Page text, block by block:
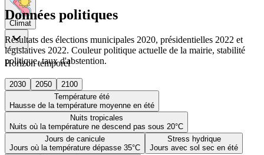
Climat
Horizon temporel
2030 2050
2100
Température été
Hausse de la température moyenne en été
Nuits tropicales
Nuits où la température ne descend pas sous 20°C
Jours de canicule
Jours où la température dépasse 35°C
Stress hydrique
Jours avec sol sec en été
Données politiques
Résultats des élections municipales 2020, présidentielles 2022 et
législatives 2022. Couleur politique actuelle de la mairie, stabilité
politique, taux d'abstention.